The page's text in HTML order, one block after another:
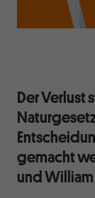
Der Verlust
gemacht
und